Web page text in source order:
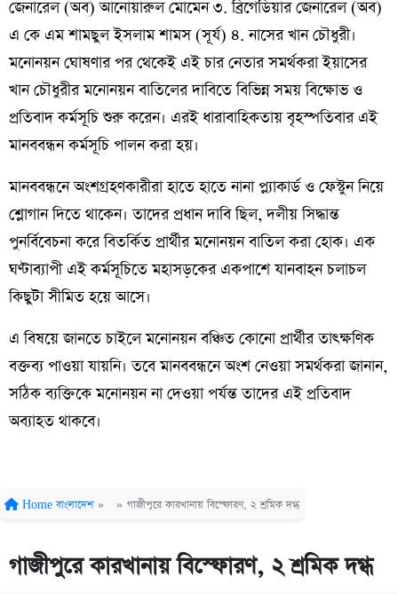
জেনারেল (অব) আনোয়ারুল মোমেন ৩. ব্রিগেডিয়ার জেনারেল (অব)
এ কে এম শামছুল ইসলাম শামস (সূর্য) ৪. নাসের খান চৌধুরী।
মনোনয়ন ঘোষণার পর থেকেই এই চার নেতার সমর্থকরা ইয়াসের
খান চৌধুরীর মনোনয়ন বাতিলের দাবিতে বিভিন্ন সময় বিক্ষোভ ও
প্রতিবাদ কর্মসূচি শুরু করেন। এরই ধারাবাহিকতায় বৃহস্পতিবার এই
মানববন্ধন কর্মসূচি পালন করা হয়।
মানববন্ধনে অংশগ্রহণকারীরা হাতে হাতে নানা প্ল্যাকার্ড ও ফেস্টুন নিয়ে
শ্লোগান দিতে থাকেন। তাদের প্রধান দাবি ছিল, দলীয় সিদ্ধান্ত
পুনর্বিবেচনা করে বিতর্কিত প্রার্থীর মনোনয়ন বাতিল করা হোক। এক
ঘণ্টাব্যাপী এই কর্মসূচিতে মহাসড়কের একপাশে যানবাহন চলাচল
কিছুটা সীমিত হয়ে আসে।
এ বিষয়ে জানতে চাইলে মনোনয়ন বঞ্চিত কোনো প্রার্থীর তাৎক্ষণিক
বক্তব্য পাওয়া যায়নি। তবে মানববন্ধনে অংশ নেওয়া সমর্থকরা জানান,
সঠিক ব্যক্তিকে মনোনয়ন না দেওয়া পর্যন্ত তাদের এই প্রতিবাদ
অব্যাহত থাকবে।
Home বাংলাদেশ » » গাজীপুরে কারখানায় বিস্ফোরণ, ২ শ্রমিক দগ্ধ
গাজীপুরে কারখানায় বিস্ফোরণ, ২ শ্রমিক দগ্ধ